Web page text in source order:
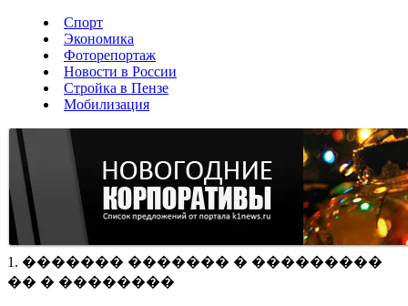
Спорт
Экономика
Фоторепортаж
Новости в России
Стройка в Пензе
Мобилизация
1. ������� ������� � ���������
�� � ��������